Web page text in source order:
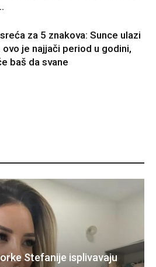
za 5 znakova: Sunce ulazi
ovo je najjači period u godini,
baš da svane
Stefanije isplivavaju